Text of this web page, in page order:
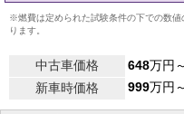
※燃費は定められた試験条件の下での数
ります。
中古車価格 648万円～
新車時価格
999万円～